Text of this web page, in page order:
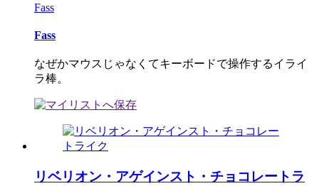
Fass
Fass
なぜかマウスじゃなくてキーボードで操作するイライ
ラ棒。
リベリオン・アゲインスト・チョコレートラ